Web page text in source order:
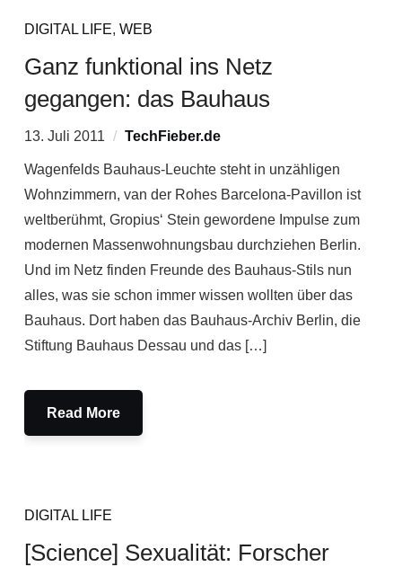
DIGITAL LIFE, WEB
Ganz funktional ins Netz
gegangen: das Bauhaus
13. Juli 2011 TechFieber.de
Wagenfelds Bauhaus-Leuchte steht in unzähligen
Wohnzimmern, van der Rohes Barcelona-Pavillon ist
weltberühmt, Gropius‘ Stein gewordene Impulse zum
modernen Massenwohnungsbau durchziehen Berlin.
Und im Netz finden Freunde des Bauhaus-Stils nun
alles, was sie schon immer wissen wollten über das
Bauhaus. Dort haben das Bauhaus-Archiv Berlin, die
Stiftung Bauhaus Dessau und das […]
Read More
DIGITAL LIFE
[Science] Sexualität: Forscher